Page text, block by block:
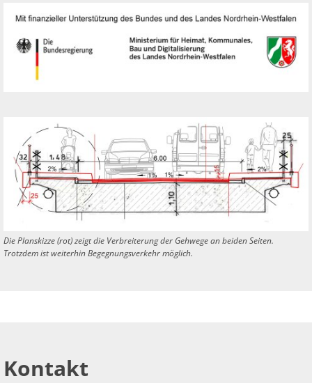
Die Planskizze (rot) zeigt die Verbreiterung der Gehwege an beiden Seiten.
Trotzdem ist weiterhin Begegnungsverkehr möglich.
Kontakt